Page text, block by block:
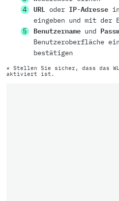
URLoder IP-Adressein
eingeben und mit der
Benutzernameund
Benutzeroberfläche
bestätigen
* Stellen Sie sicher, dass das
aktiviert ist.